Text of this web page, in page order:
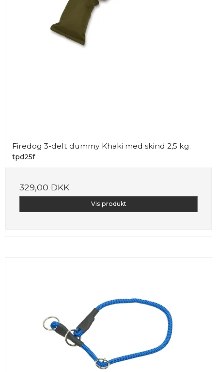
Firedog 3-delt dummy Khaki med skind 2,5 kg.
tpd25f
329,00 DKK
Vis produkt